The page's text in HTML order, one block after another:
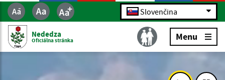
Slovenčina
Nededza
Oficiálna stránka Menu